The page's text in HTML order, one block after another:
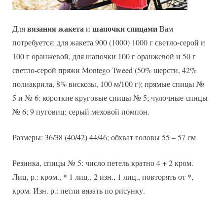
Длявязания жакетаи шапочки спицамиВам
потребуется: для жакета 900 (1000) 1000 г светло-серой и
100 г оранжевой, для шапочки 100 г оранжевой и 50 г
светло-серой пряжи Montego Tweed (50% шерсти, 42%
полиакрила, 8% вискозы, 100 м/100 г); прямые спицы №
5 и № 6: короткие круговые спицы № 5; чулочные спицы
№ 6; 9 пуговиц; серый меховой помпон.
Размеры: 36/38 (40/42) 44/46; обхват головы 55 – 57 см
Резинка, спицы № 5: число петель кратно 4 + 2 кром.
Лиц, р.: кром., * 1 лиц., 2 изн., 1 лиц., повторять от *,
кром. Изн. р.: петли вязать по рисунку.